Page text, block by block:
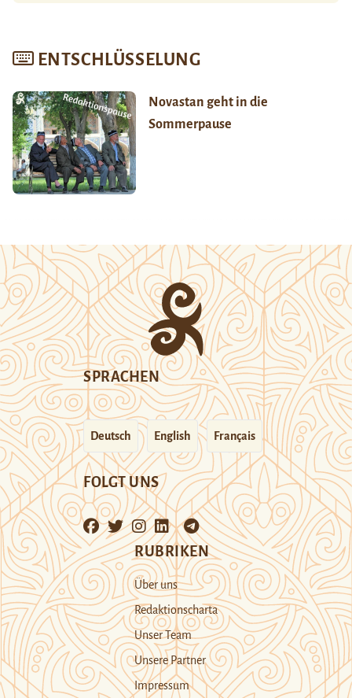
ENTSCHLÜSSELUNG
Novastan geht in die
Sommerpause
SPRACHEN
Deutsch English Français
FOLGT UNS
RUBRIKEN
Über uns
Redaktionscharta
Unser Team
Unsere Partner
Impressum